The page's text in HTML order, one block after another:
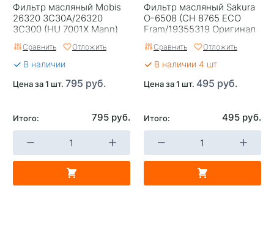
Фильтр масляный Mobis
26320 3C30A/26320
3C300 (HU 7001X Mann)
Сравнить Отложить
В наличии
Цена за 1 шт. 795 руб.
Итого: 795 руб.
Фильтр масляный Sakura
O-6508 (CH 8765 ECO
Fram/19355319 Оригинал
GM)
Сравнить Отложить
В наличии 4 шт
Цена за 1 шт. 495 руб.
Итого: 495 руб.